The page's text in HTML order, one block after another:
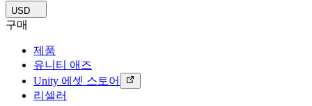
수익화
Unity로 광고하세요
활용 부문
모바일 게임
모든 리소스
새로운 기능
블로그
업데이트, 정보, 기술 팁
뉴스
교육 라이선스
자격증
Unity 숙련도를 입증하세요
USD
구매
제품
유니티 애즈
Unity 에셋 스토어
리셀러